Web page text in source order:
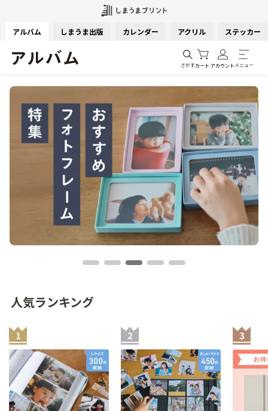
アルバム しまうま出版 カレンダー アクリル ステッカー
さがすカート アカウント メニュー
人気ランキング